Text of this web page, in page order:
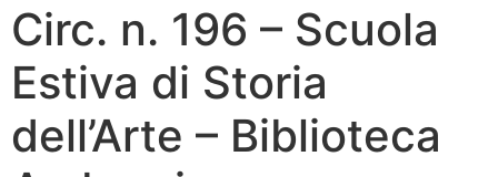
Circ. n. 196 – Scuola
Estiva di Storia
dell’Arte – Biblioteca